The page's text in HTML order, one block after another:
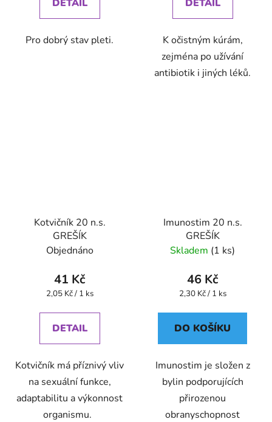
DETAIL
Pro dobrý stav pleti.
DETAIL
K očistným kúrám,
zejména po užívání
antibiotik i jiných léků.
Kotvičník 20 n.s.
GREŠÍK
Objednáno
41 Kč
Měrná
2,05 Kč / 1 ks
DETAIL
Kotvičník má příznivý vliv
na sexuální funkce,
adaptabilitu a výkonnost
organismu.
Imunostim 20 n.s.
GREŠÍK
Skladem (1 ks)
46 Kč
Měrná
2,30 Kč / 1 ks
DO KOŠÍKU
Imunostim je složen z
bylin podporujících
přirozenou
obranyschopnost